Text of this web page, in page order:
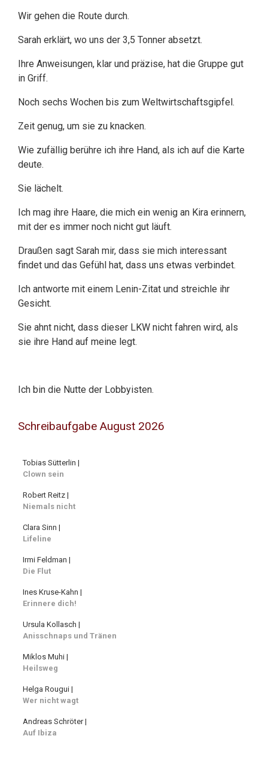
Wir gehen die Route durch.
Sarah erklärt, wo uns der 3,5 Tonner absetzt.
Ihre Anweisungen, klar und präzise, hat die Gruppe gut
in Griff.
Noch sechs Wochen bis zum Weltwirtschaftsgipfel.
Zeit genug, um sie zu knacken.
Wie zufällig berühre ich ihre Hand, als ich auf die Karte
deute.
Sie lächelt.
Ich mag ihre Haare, die mich ein wenig an Kira erinnern,
mit der es immer noch nicht gut läuft.
Draußen sagt Sarah mir, dass sie mich interessant
findet und das Gefühl hat, dass uns etwas verbindet.
Ich antworte mit einem Lenin-Zitat und streichle ihr
Gesicht.
Sie ahnt nicht, dass dieser LKW nicht fahren wird, als
sie ihre Hand auf meine legt.
Ich bin die Nutte der Lobbyisten.
Schreibaufgabe August 2026
Tobias Sütterlin |
Clown sein
Robert Reitz |
Niemals nicht
Clara Sinn |
Lifeline
Irmi Feldman |
Die Flut
Ines Kruse-Kahn |
Erinnere dich!
Ursula Kollasch |
Anisschnaps und Tränen
Miklos Muhi |
Heilsweg
Helga Rougui |
Wer nicht wagt
Andreas Schröter |
Auf Ibiza